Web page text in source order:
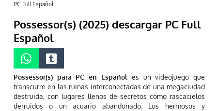
PC Full Español
Possessor(s) (2025) descargar PC Full
Español
Possessor(s) para PC en Españoles un videojuego que
transcurre en las ruinas interconectadas de una megaciudad
destruida, con lugares llenos de secretos como rascacielos
derruidos o un acuario abandonado. Los hermosos y